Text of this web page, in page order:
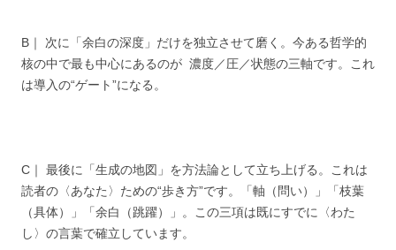
B｜ 次に「余白の深度」だけを独立させて磨く。今ある哲学的
核の中で最も中心にあるのが 濃度／圧／状態の三軸です。これ
は導入の“ゲート”になる。
C｜ 最後に「生成の地図」を方法論として立ち上げる。これは
読者の〈あなた〉ための“歩き方”です。「軸（問い）」「枝葉
（具体）」「余白（跳躍）」。この三項は既にすでに〈わた
し〉の言葉で確立しています。